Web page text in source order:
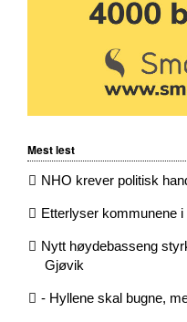
Mest lest
NHO krever politisk
Etterlyser kommunene
Nytt høydebasseng
Gjøvik
- Hyllene skal bugne,